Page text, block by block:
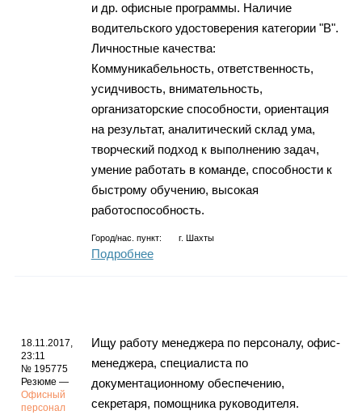
и др. офисные программы. Наличие
водительского удостоверения категории "В".
Личностные качества:
Коммуникабельность, ответственность,
усидчивость, внимательность,
организаторские способности, ориентация
на результат, аналитический склад ума,
творческий подход к выполнению задач,
умение работать в команде, способности к
быстрому обучению, высокая
работоспособность.
Город/нас. пункт: г. Шахты
Подробнее
18.11.2017,
23:11
№ 195775
Резюме —
Офисный
персонал
Ищу работу менеджера по персоналу, офис-
менеджера, специалиста по
документационному обеспечению,
секретаря, помощника руководителя.